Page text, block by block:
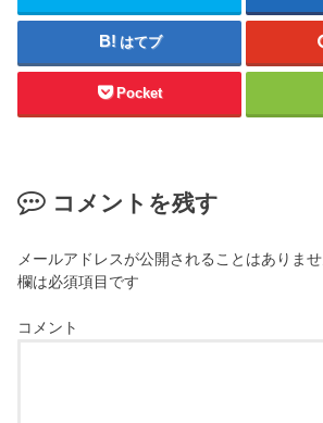
はてブ
Pocket
コメントを残す
メールアドレスが公開されることはありませ
欄は必須項目です
コメント